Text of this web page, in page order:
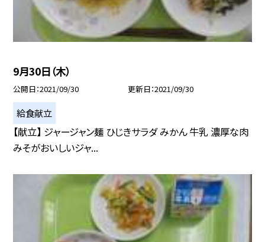
9月30日（木）
公開日 2021/09/30 更新日 2021/09/30
給食献立
【献立】 ジャージャン麺 ひじきサラダ みかん 牛乳 濃厚な肉
みそがおいしいジャ...